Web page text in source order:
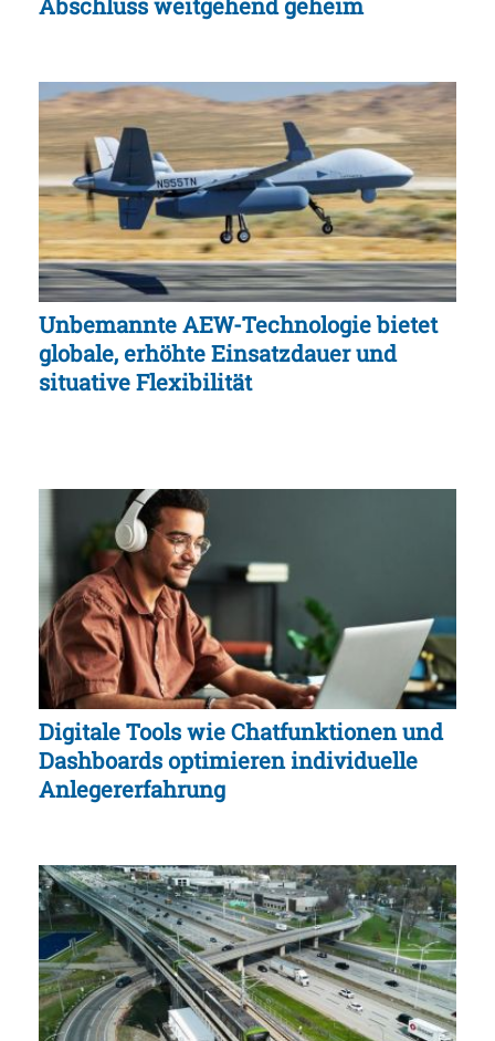
Unbemannte AEW-Technologie bietet
globale, erhöhte Einsatzdauer und
situative Flexibilität
Digitale Tools wie Chatfunktionen und
Dashboards optimieren individuelle
Anlegererfahrung